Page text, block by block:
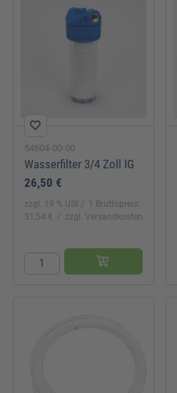
54604-00-00
Wasserfilter 3/4 Zoll IG
26,50 €
zzgl. 19 % USt
1 Bruttopreis:
31,54 €
zzgl. Versandkosten